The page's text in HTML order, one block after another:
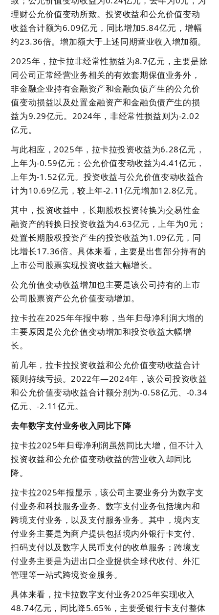
理财公允价值变动所致。投资收益和公允价值变动
收益合计额为6.09亿元，同比增加5.84亿元，增幅
约23.36倍。增加额大于上述同期营业收入增加额。
2025年，拉卡拉非经常性损益为8.7亿元，主要是除
同公司正常经营业务相关的有效套期保值业务外，
非金融企业持有金融资产和金融负债产生的公允价
值变动损益以及处置金融资产和金融负债产生的损
益为9.29亿元。2024年，非经常性损益则为-2.02
亿元。
与此相应，2025年，拉卡拉投资收益为6.28亿元，
上年为-0.59亿元；公允价值变动收益为4.41亿元，
上年为-1.52亿元。投资收益与公允价值变动收益合
计为10.69亿元，较上年-2.11亿元增加12.8亿元。
其中，投资收益中，长期股权投资转换为交易性金
融资产的转换日投资收益为4.63亿元，上年为0元；
处置长期股权投资产生的投资收益为1.09亿元，同
比增长17.36倍。具体来看，主要是出售部分持有的
上市公司股票实现投资收益大幅增长。
公允价值变动收益增加也主要是该公司持有的上市
公司股票资产公允价值变动增加。
拉卡拉在2025年年报中称，当年归母净利润大增的
主要原因是公允价值变动增加和投资收益大幅增
长。
前几年，拉卡拉投资收益和公允价值变动收益合计
额则持续亏损。2022年—2024年，该公司投资收益
和公允价值变动收益合计额分别为-0.58亿元、-0.34
亿元、-2.11亿元。
去年数字支付业务收入同比下降
拉卡拉2025年归母净利润虽然同比大增，但不计入
投资收益和公允价值变动收益的营业收入却同比
降。
拉卡拉2025年报显示，该公司主要业务分为数字支
付业务和科技服务业务。数字支付业务包括境内和
跨境支付业务，以及支付服务业务。其中，境内支
付业务主要是为商户提供包括境内外银行卡支付、
扫码支付以及数字人民币支付的收单服务；跨境支
付业务主要是为进出口企业提供全球代收付、外汇
管理等一站式跨境资金服务。
具体来看，拉卡拉数字支付业务2025年实现收入
48.74亿元，同比降5.65%，主要受银行卡支付整体